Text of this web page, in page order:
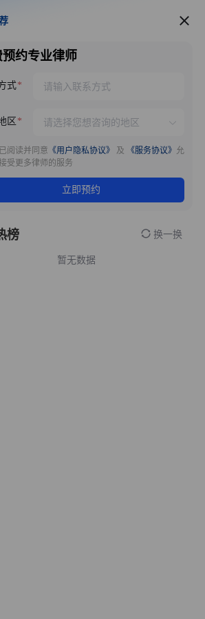
服务推荐
约专业律师
式
区
阅读并同意 《用户隐私协议》 及 《服务协议》 允
受更多律师的服务
立即预约
榜 换一换
暂无数据